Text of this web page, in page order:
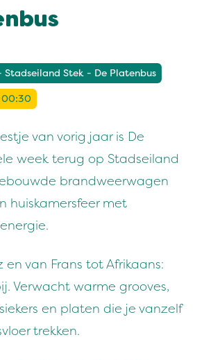
Stadseiland Stek - De Platenbus
00:30
van vorig jaar is De
week terug op Stadseiland
brandweerwagen
huiskamersfeer met
en van Frans tot Afrikaans:
Verwacht warme grooves,
en platen die je vanzelf
trekken.